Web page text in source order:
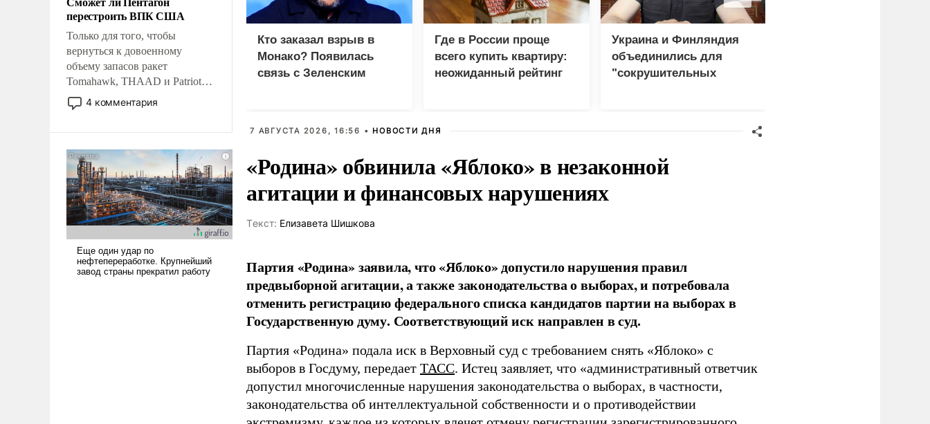
возможности.
перестроить ВПК США
Только для того, чтобы
вернуться к довоенному
объему запасов ракет
Tomahawk, THAAD и Patriot
США потребуется более трех
лет. Даже небольшая война с
Сложившаяся ситуация
означает многолетний период
уязвимости США, например,
перед Китаем.
4 комментария
Кто заказал взрыв в
Монако? Появилась
связь с Зеленским
Где в России проще
всего купить квартиру:
неожиданный рейтинг
Украина и Финляндия
объединились для
"сокрушительных
7 АВГУСТА 2026, 16:56 • НОВОСТИ ДНЯ
«Родина» обвинила «Яблоко» в незаконной
агитации и финансовых нарушениях
Tекст: Елизавета Шишкова
Партия «Родина» заявила, что «Яблоко» допустило нарушения правил
предвыборной агитации, а также законодательства о выборах, и потребовала
отменить регистрацию федерального списка кандидатов партии на выборах в
Государственную думу. Соответствующий иск направлен в суд.
Партия «Родина» подала иск в Верховный суд с требованием снять «Яблоко» с
выборов в Госдуму, передает ТАСС. Истец заявляет, что «административный ответчик
допустил многочисленные нарушения законодательства о выборах, в частности,
законодательства об интеллектуальной собственности и о противодействии